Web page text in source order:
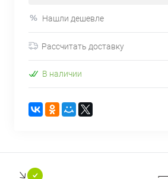
Нашли дешевле
Рассчитать доставку
В наличии